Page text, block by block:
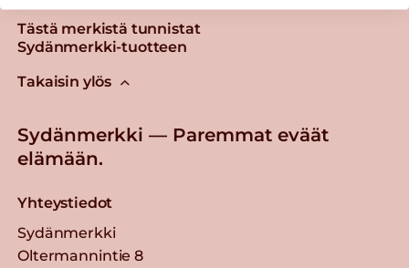
Tästä merkistä tunnistat
Sydänmerkki-tuotteen
Takaisin ylös
Sydänmerkki — Paremmat eväät
elämään.
Yhteystiedot
Sydänmerkki
Oltermannintie 8